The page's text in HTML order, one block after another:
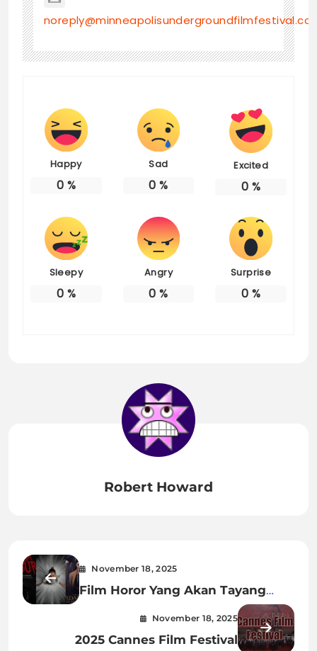
Happy
0 %
Sad
0 %
Excited
0 %
Sleepy
0 %
Angry
0 %
Surprise
0 %
Robert Howard
November 18, 2025
Film Horor Yang Akan Tayang
November 18, 2025
2025 Cannes Film Festival